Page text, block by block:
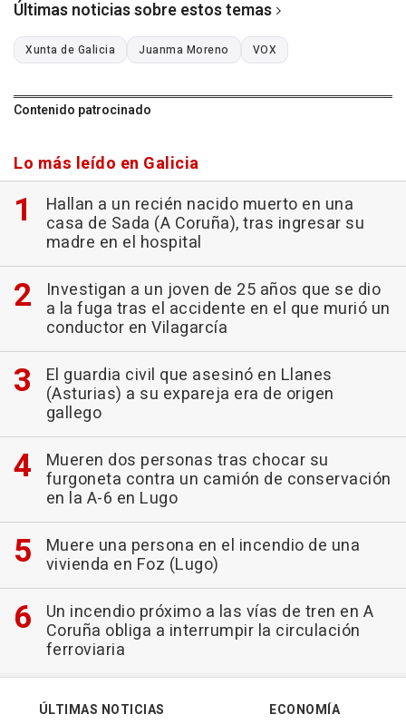
Últimas noticias sobre estos temas
Xunta de Galicia Juanma Moreno VOX
Contenido patrocinado
Lo más leído en Galicia
Hallan a un recién nacido muerto en una
casa de Sada (A Coruña), tras ingresar su
madre en el hospital
Investigan a un joven de 25 años que se dio
a la fuga tras el accidente en el que murió un
conductor en Vilagarcía
El guardia civil que asesinó en Llanes
(Asturias) a su expareja era de origen
gallego
Mueren dos personas tras chocar su
furgoneta contra un camión de conservación
en la A-6 en Lugo
Muere una persona en el incendio de una
vivienda en Foz (Lugo)
Un incendio próximo a las vías de tren en A
Coruña obliga a interrumpir la circulación
ferroviaria
ÚLTIMAS NOTICIAS
ECONOMÍA